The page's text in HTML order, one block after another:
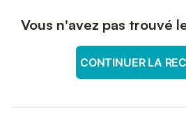
Vous n'avez pas trouvé
CONTINUER LA